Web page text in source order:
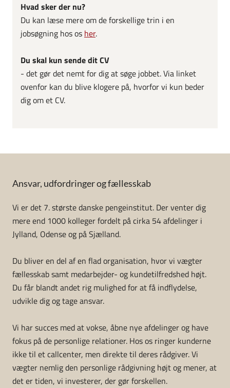
Hvad sker der nu?
Du kan læse mere om de forskellige trin i en
jobsøgning hos os her.
Du skal kun sende dit CV
- det gør det nemt for dig at søge jobbet. Via linket
ovenfor kan du blive klogere på, hvorfor vi kun beder
dig om et CV.
Ansvar, udfordringer og fællesskab
Vi er det 7. største danske pengeinstitut. Der venter dig
mere end 1000 kolleger fordelt på cirka 54 afdelinger i
Jylland, Odense og på Sjælland.
Du bliver en del af en flad organisation, hvor vi vægter
fællesskab samt medarbejder- og kundetilfredshed højt.
Du får blandt andet rig mulighed for at få indflydelse,
udvikle dig og tage ansvar.
Vi har succes med at vokse, åbne nye afdelinger og have
fokus på de personlige relationer. Hos os ringer kunderne
ikke til et callcenter, men direkte til deres rådgiver. Vi
vægter nemlig den personlige rådgivning højt og mener, at
det er tiden, vi investerer, der gør forskellen.